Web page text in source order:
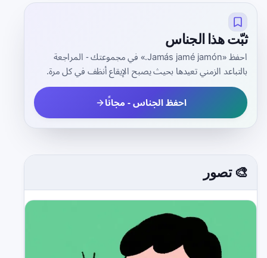
ثبّت هذا الجناس
احفظ «Jamás jamé jamón.» في مجموعتك - المراجعة
بالتباعد الزمني تعيدها بحيث يصبح الإيقاع أنظف في كل مرة.
احفظ الجناس - مجانًا
🎨 تصور